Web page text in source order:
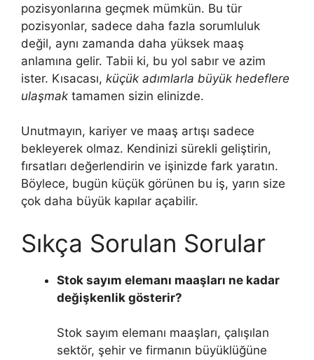
pozisyonlarına geçmek mümkün. Bu tür
pozisyonlar, sadece daha fazla sorumluluk
değil, aynı zamanda daha yüksek maaş
anlamına gelir. Tabii ki, bu yol sabır ve azim
ister. Kısacası, küçük adımlarla büyük hedeflere
ulaşmak tamamen sizin elinizde.
Unutmayın, kariyer ve maaş artışı sadece
bekleyerek olmaz. Kendinizi sürekli geliştirin,
fırsatları değerlendirin ve işinizde fark yaratın.
Böylece, bugün küçük görünen bu iş, yarın size
çok daha büyük kapılar açabilir.
Sıkça Sorulan Sorular
Stok sayım elemanı maaşları ne kadar
değişkenlik gösterir?
Stok sayım elemanı maaşları, çalışılan
sektör, şehir ve firmanın büyüklüğüne